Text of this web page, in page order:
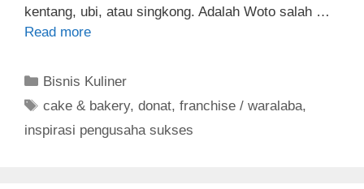
kentang, ubi, atau singkong. Adalah Woto salah …
Read more
C
a
e
Bisnis Kuliner
T
a
cake & bakery,donat,franchise / waralaba,
inspirasi pengusaha sukses